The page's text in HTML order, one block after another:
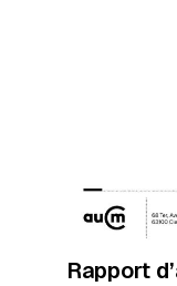
Rapport